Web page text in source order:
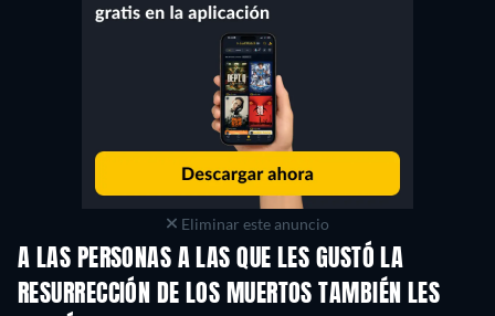
Eliminar este anuncio
A LAS PERSONAS A LAS QUE LES GUSTÓ LA
RESURRECCIÓN DE LOS MUERTOS TAMBIÉN LES